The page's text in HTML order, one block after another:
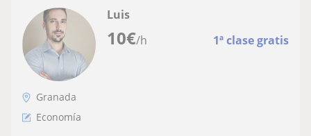
10€/h 1ª clase gratis
Luis
Granada
Economía